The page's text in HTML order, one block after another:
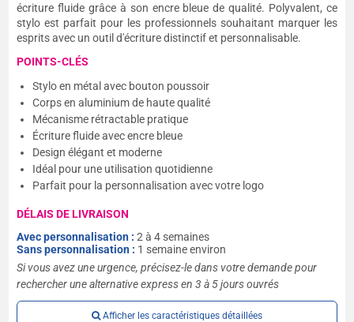
écriture fluide grâce à son encre bleue de qualité. Polyvalent, ce
stylo est parfait pour les professionnels souhaitant marquer les
esprits avec un outil d'écriture distinctif et personnalisable.
POINTS-CLÉS
Stylo en métal avec bouton poussoir
Corps en aluminium de haute qualité
Mécanisme rétractable pratique
Écriture fluide avec encre bleue
Design élégant et moderne
Idéal pour une utilisation quotidienne
Parfait pour la personnalisation avec votre logo
DÉLAIS DE LIVRAISON
Avec personnalisation :2 à 4 semaines
Sans personnalisation : 1 semaine environ
Si vous avez une urgence, précisez-le dans votre demande pour
rechercher une alternative express en 3 à 5 jours ouvrés
Afficher les caractéristiques détaillées